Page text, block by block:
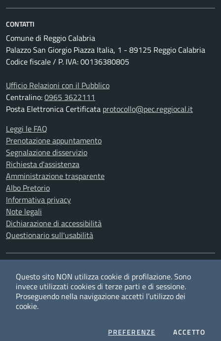
CONTATTI
Comune di Reggio Calabria
Palazzo San Giorgio Piazza Italia, 1 - 89125 Reggio Calabria
Codice fiscale / P. IVA: 00136380805
Ufficio Relazioni con il Pubblico
Centralino:0965 3622111
Posta Elettronica Certificata protocollo@pec.reggiocal.it
Leggi le FAQ
Prenotazione appuntamento
Segnalazione disservizio
Richiesta d'assistenza
Amministrazione trasparente
Albo Pretorio
Informativa privacy
Note legali
Dichiarazione di accessibilità
Questionario sull'usabilità
TwitterFacebookYouTubeRSS
Questo sito NON utilizza cookie di profilazione. Sono
invece utilizzati cookies di terze parti e di sessione.
Proseguendo nella navigazione accetti l’utilizzo dei
cookie.
PREFERENZE COOKIESACCETTOI